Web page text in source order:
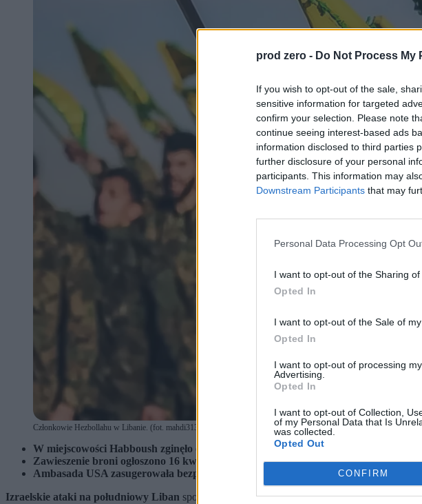
prod zero - Do Not Process My
If you wish to opt-out of the sale,
sensitive information for targeted
confirm your selection. Please note
continue seeing interest-based ads
information disclosed to third parties
further disclosure of your personal
participants. This information may
Downstream Participants that may
Personal Data Processing Opt
I want to opt-out of the Sharing of
Opted In
I want to opt-out of the Sale of
Opted In
I want to opt-out of processing
Advertising.
Opted In
I want to opt-out of Collection,
of my Personal Data that Is
was collected.
Opted Out
CONFIRM
Członkowie Hezbollahu w Libanie. (fot. mahdi313 / Shutterstock)
W miejscowości Habboush zginęło osiem osób, w tym dwie kobiety i dziecko –
Zawieszenie broni ogłoszono 16 kwietnia po pierwszych od 1993 r. rozmowach
Ambasada USA zasugerowała bezpośrednie spotkanie prezydenta Libanu
Izraelskie ataki na południowy Liban spowodowały śmierć co najmniej 13 osób, w tym